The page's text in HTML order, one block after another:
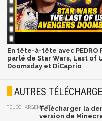
En tête-à-tête avec PEDRO
parlé de Star Wars, Last of
Doomsday et DiCaprio
AUTRES
TÉLÉCHARGEMENTTélécharger la
version de